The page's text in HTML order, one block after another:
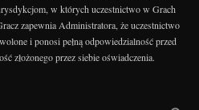
w których uczestnictwo w Grach
zapewnia Administratora, że uczestnictwo
i ponosi pełną odpowiedzialność przed
złożonego przez siebie oświadczenia.